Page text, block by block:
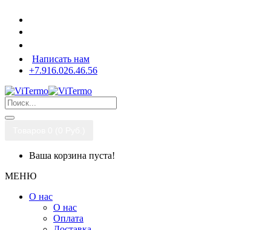
Написать нам
+7.916.026.46.56
Ваша корзина пуста!
МЕНЮ
О нас
О нас
Оплата